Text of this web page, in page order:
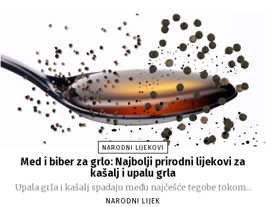
NARODNI LIJEKOVI
Med i biber za grlo: Najbolji prirodni lijekovi za
kašalj i upalu grla
Upala grla i kašalj spadaju među najčešće tegobe tokom...
NARODNI LIJEK